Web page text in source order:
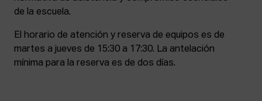
de la escuela.
El horario de atención y reserva de equipos es de
martes a jueves de 15:30 a 17:30. La antelación
mínima para la reserva es de dos días.